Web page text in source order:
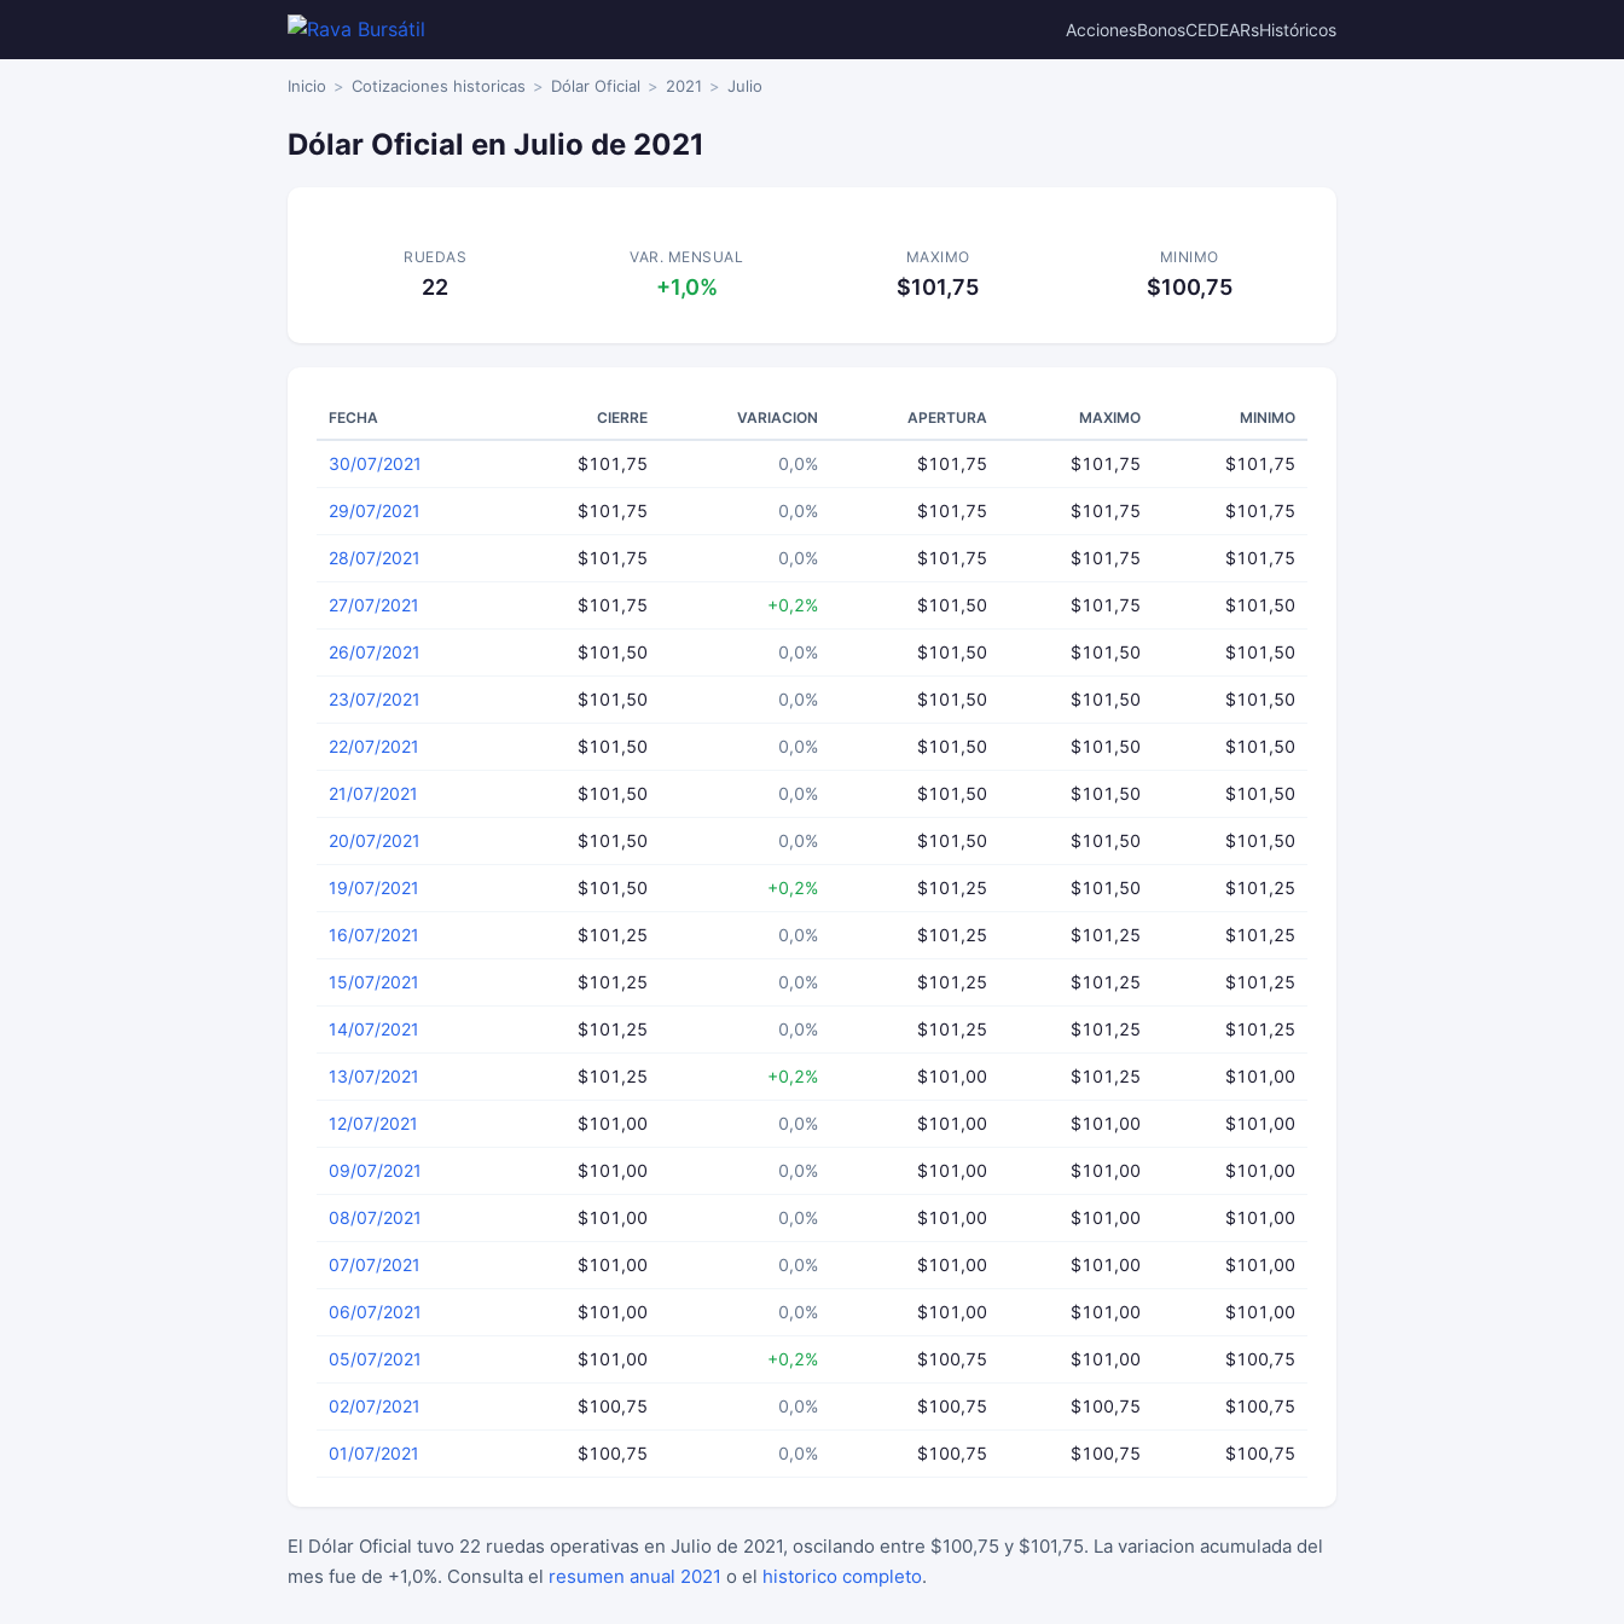
AccionesBonosCEDEARsHistóricos
Inicio Cotizaciones historicas Dólar Oficial 2021 Julio
Dólar Oficial en Julio de 2021
RUEDAS
22
VAR. MENSUAL
+1,0%
MAXIMO
$101,75
MINIMO
$100,75
FECHA CIERRE VARIACION APERTURA MAXIMO MINIMO
30/07/2021 $101,75 0,0% $101,75 $101,75 $101,75
29/07/2021 $101,75 0,0% $101,75 $101,75 $101,75
28/07/2021 $101,75 0,0% $101,75 $101,75 $101,75
27/07/2021 $101,75 +0,2% $101,50 $101,75 $101,50
26/07/2021 $101,50 0,0% $101,50 $101,50 $101,50
23/07/2021 $101,50 0,0% $101,50 $101,50 $101,50
22/07/2021 $101,50 0,0% $101,50 $101,50 $101,50
21/07/2021 $101,50 0,0% $101,50 $101,50 $101,50
20/07/2021 $101,50 0,0% $101,50 $101,50 $101,50
19/07/2021 $101,50 +0,2% $101,25 $101,50 $101,25
16/07/2021 $101,25 0,0% $101,25 $101,25 $101,25
15/07/2021 $101,25 0,0% $101,25 $101,25 $101,25
14/07/2021 $101,25 0,0% $101,25 $101,25 $101,25
13/07/2021 $101,25 +0,2% $101,00 $101,25 $101,00
12/07/2021 $101,00 0,0% $101,00 $101,00 $101,00
09/07/2021 $101,00 0,0% $101,00 $101,00 $101,00
08/07/2021 $101,00 0,0% $101,00 $101,00 $101,00
07/07/2021 $101,00 0,0% $101,00 $101,00 $101,00
06/07/2021 $101,00 0,0% $101,00 $101,00 $101,00
05/07/2021 $101,00 +0,2% $100,75 $101,00 $100,75
02/07/2021 $100,75 0,0% $100,75 $100,75 $100,75
01/07/2021 $100,75 0,0% $100,75 $100,75 $100,75
El Dólar Oficial tuvo 22 ruedas operativas en Julio de 2021, oscilando entre $100,75 y $101,75. La variacion acumulada del
mes fue de +1,0%. Consulta el resumen anual 2021 o el historico completo.